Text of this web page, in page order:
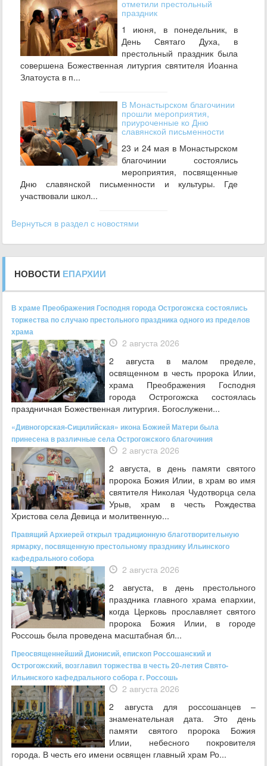
отметили престольный
праздник
1 июня, в понедельник, в
День Святаго Духа, в
престольный праздник была
совершена Божественная литургия святителя Иоанна
Златоуста в п...
В Монастырском благочинии
прошли мероприятия,
приуроченные ко Дню
славянской письменности
23 и 24 мая в Монастырском
благочинии состоялись
мероприятия, посвященные
Дню славянской письменности и культуры. Где
участвовали школ...
Вернуться в раздел с новостями
НОВОСТИ ЕПАРХИИ
В храме Преображения Господня города Острогожска состоялись
торжества по случаю престольного праздника одного из пределов
храма
2 августа 2026
2 августа в малом пределе,
освященном в честь пророка Илии,
храма Преображения Господня
города Острогожска состоялась
праздничная Божественная литургия. Богослужени...
«Дивногорская-Сицилийская» икона Божией Матери была
принесена в различные села Острогожского благочиния
2 августа 2026
2 августа, в день памяти святого
пророка Божия Илии, в храм во имя
святителя Николая Чудотворца села
Урыв, храм в честь Рождества
Христова села Девица и молитвенную...
Правящий Архиерей открыл традиционную благотворительную
ярмарку, посвященную престольному празднику Ильинского
кафедрального собора
2 августа 2026
2 августа, в день престольного
праздника главного храма епархии,
когда Церковь прославляет святого
пророка Божия Илии, в городе
Россошь была проведена масштабная бл...
Преосвященнейший Дионисий, епископ Россошанский и
Острогожский, возглавил торжества в честь 20-летия Свято-
Ильинского кафедрального собора г. Россошь
2 августа 2026
2 августа для россошанцев –
знаменательная дата. Это день
памяти святого пророка Божия
Илии, небесного покровителя
города. В честь его имени освящен главный храм Ро...